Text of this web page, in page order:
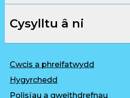
Cysylltu â ni
Cwcis a phreifatwydd
Hygyrchedd
Polisïau a gweithdrefnau